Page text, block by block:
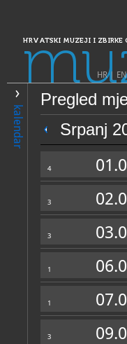
HRVATSKI MUZEJI I ZBIRKE
HR| EN
kalendar
Pregled
Srpanj
4
3
3
1
1
3
PRETRAŽIVANJE
Dalmacija
Zavičajni
OPĆI
Zbirke